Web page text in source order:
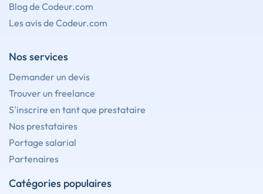
Blog de Codeur.com
Les avis de Codeur.com
Nos services
Demander un devis
Trouver un freelance
S'inscrire en tant que prestataire
Nos prestataires
Portage salarial
Partenaires
Catégories populaires